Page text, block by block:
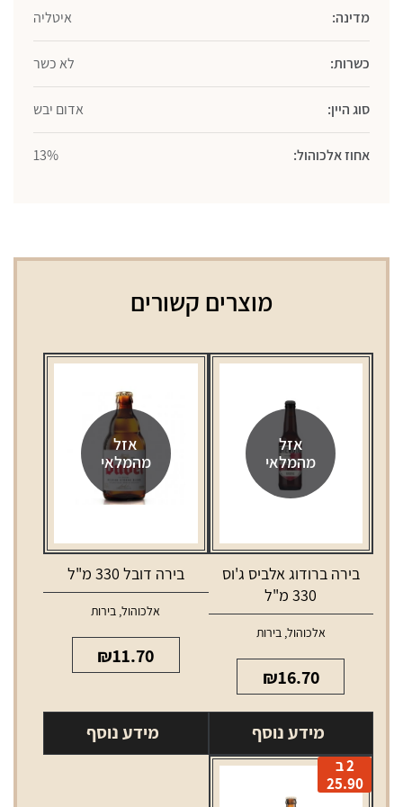
מדינה: איטליה
כשרות: לא כשר
סוג היין: אדום יבש
אחוז אלכוהול: 13%
מוצרים קשורים
אזל
מהמלאי
בירה ברודוג אלביס ג'וס
330 מ"ל
אלכוהול,בירות
₪16.70
מידע נוסף
אזל
מהמלאי
בירה דובל 330 מ"ל
אלכוהול, בירות
₪11.70
מידע נוסף
2 ב
25.90